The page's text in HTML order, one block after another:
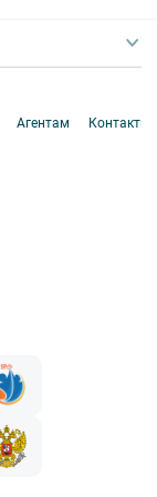
Агентам Контакты